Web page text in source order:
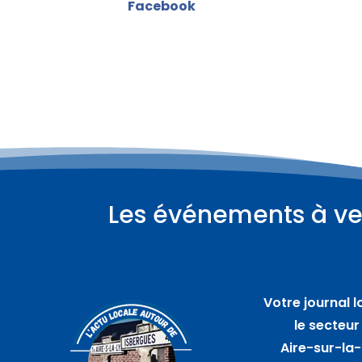
Facebook
Les événements à
Vide maison – HAM EN
ARTOIS
Votre journal
le
Aire-sur-